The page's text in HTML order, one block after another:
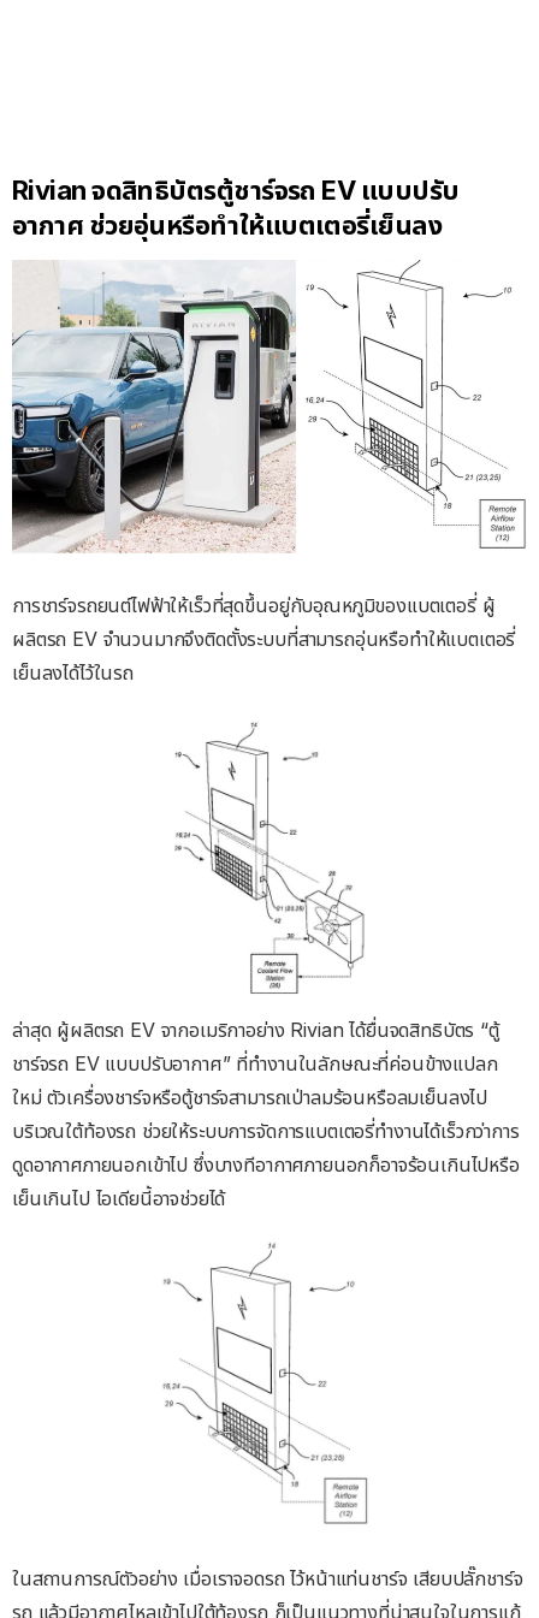
Rivian จดสิทธิบัตรตู้ชาร์จรถ EV แบบปรับ
อากาศ ช่วยอุ่นหรือทำให้แบตเตอรี่เย็นลง
การชาร์จรถยนต์ไฟฟ้าให้เร็วที่สุดขึ้นอยู่กับอุณหภูมิของแบตเตอรี่ ผู้
ผลิตรถ EV จำนวนมากจึงติดตั้งระบบที่สามารถอุ่นหรือทำให้แบตเตอรี่
เย็นลงได้ไว้ในรถ
ล่าสุด ผู้ผลิตรถ EV จากอเมริกาอย่าง Rivian ได้ยื่นจดสิทธิบัตร “ตู้
ชาร์จรถ EV แบบปรับอากาศ” ที่ทำงานในลักษณะที่ค่อนข้างแปลก
ใหม่ ตัวเครื่องชาร์จหรือตู้ชาร์จสามารถเป่าลมร้อนหรือลมเย็นลงไป
บริเวณใต้ท้องรถ ช่วยให้ระบบการจัดการแบตเตอรี่ทำงานได้เร็วกว่าการ
ดูดอากาศภายนอกเข้าไป ซึ่งบางทีอากาศภายนอกก็อาจร้อนเกินไปหรือ
เย็นเกินไป ไอเดียนี้อาจช่วยได้
ในสถานการณ์ตัวอย่าง เมื่อเราจอดรถ ไว้หน้าแท่นชาร์จ เสียบปลั๊กชาร์จ
รถ แล้วมีอากาศไหลเข้าไปใต้ท้องรถ ก็เป็นแนวทางที่น่าสนใจในการแก้